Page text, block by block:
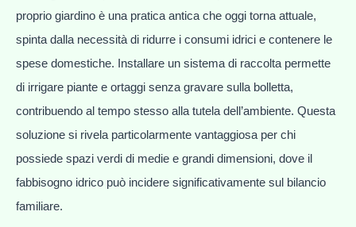
proprio giardino è una pratica antica che oggi torna attuale,
spinta dalla necessità di ridurre i consumi idrici e contenere le
spese domestiche. Installare un sistema di raccolta permette
di irrigare piante e ortaggi senza gravare sulla bolletta,
contribuendo al tempo stesso alla tutela dell’ambiente. Questa
soluzione si rivela particolarmente vantaggiosa per chi
possiede spazi verdi di medie e grandi dimensioni, dove il
fabbisogno idrico può incidere significativamente sul bilancio
familiare.